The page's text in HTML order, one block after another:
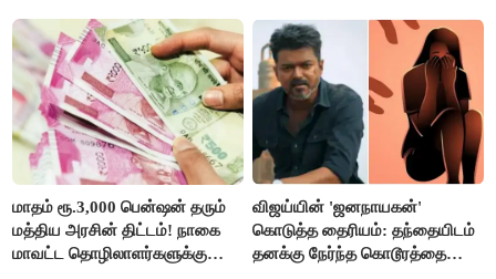
மாதம் ரூ.3,000 பென்ஷன் தரும்
மத்திய அரசின் திட்டம்! நாகை
மாவட்ட தொழிலாளர்களுக்கு
விஜய்யின் 'ஜனநாயகன்'
கொடுத்த தைரியம்: தந்தையிடம்
தனக்கு நேர்ந்த கொடூரத்தை